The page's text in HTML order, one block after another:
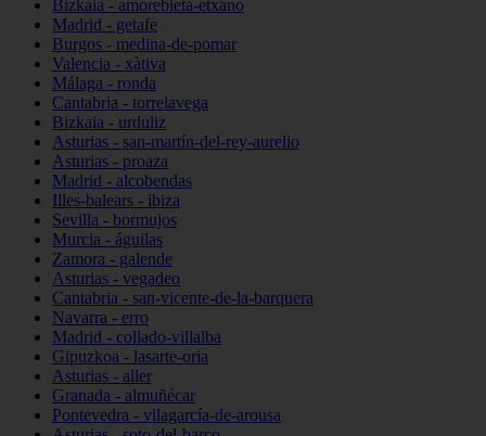
Bizkaia - amorebieta-etxano
Madrid - getafe
Burgos - medina-de-pomar
Valencia - xàtiva
Málaga - ronda
Cantabria - torrelavega
Bizkaia - urduliz
Asturias - san-martín-del-rey-aurelio
Asturias - proaza
Madrid - alcobendas
Illes-balears - ibiza
Sevilla - bormujos
Murcia - águilas
Zamora - galende
Asturias - vegadeo
Cantabria - san-vicente-de-la-barquera
Navarra - erro
Madrid - collado-villalba
Gipuzkoa - lasarte-oria
Asturias - aller
Granada - almuñécar
Pontevedra - vilagarcía-de-arousa